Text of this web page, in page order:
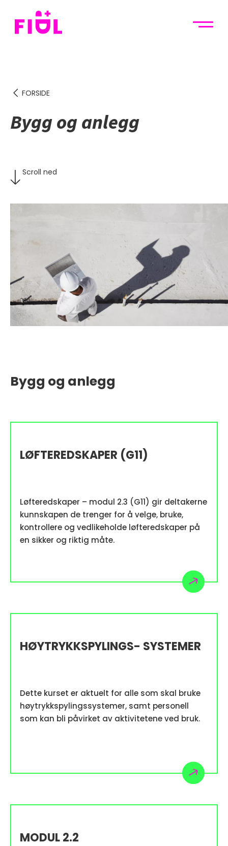
FORSIDE
Bygg og anlegg
Scroll ned
Bygg og anlegg
LØFTEREDSKAPER (G11)
Løfteredskaper – modul 2.3 (G11) gir deltakerne
kunnskapen de trenger for å velge, bruke,
kontrollere og vedlikeholde løfteredskaper på
en sikker og riktig måte.
HØYTRYKKSPYLINGS- SYSTEMER
Dette kurset er aktuelt for alle som skal bruke
høytrykkspylingssystemer, samt personell
som kan bli påvirket av aktivitetene ved bruk.
MODUL 2.2